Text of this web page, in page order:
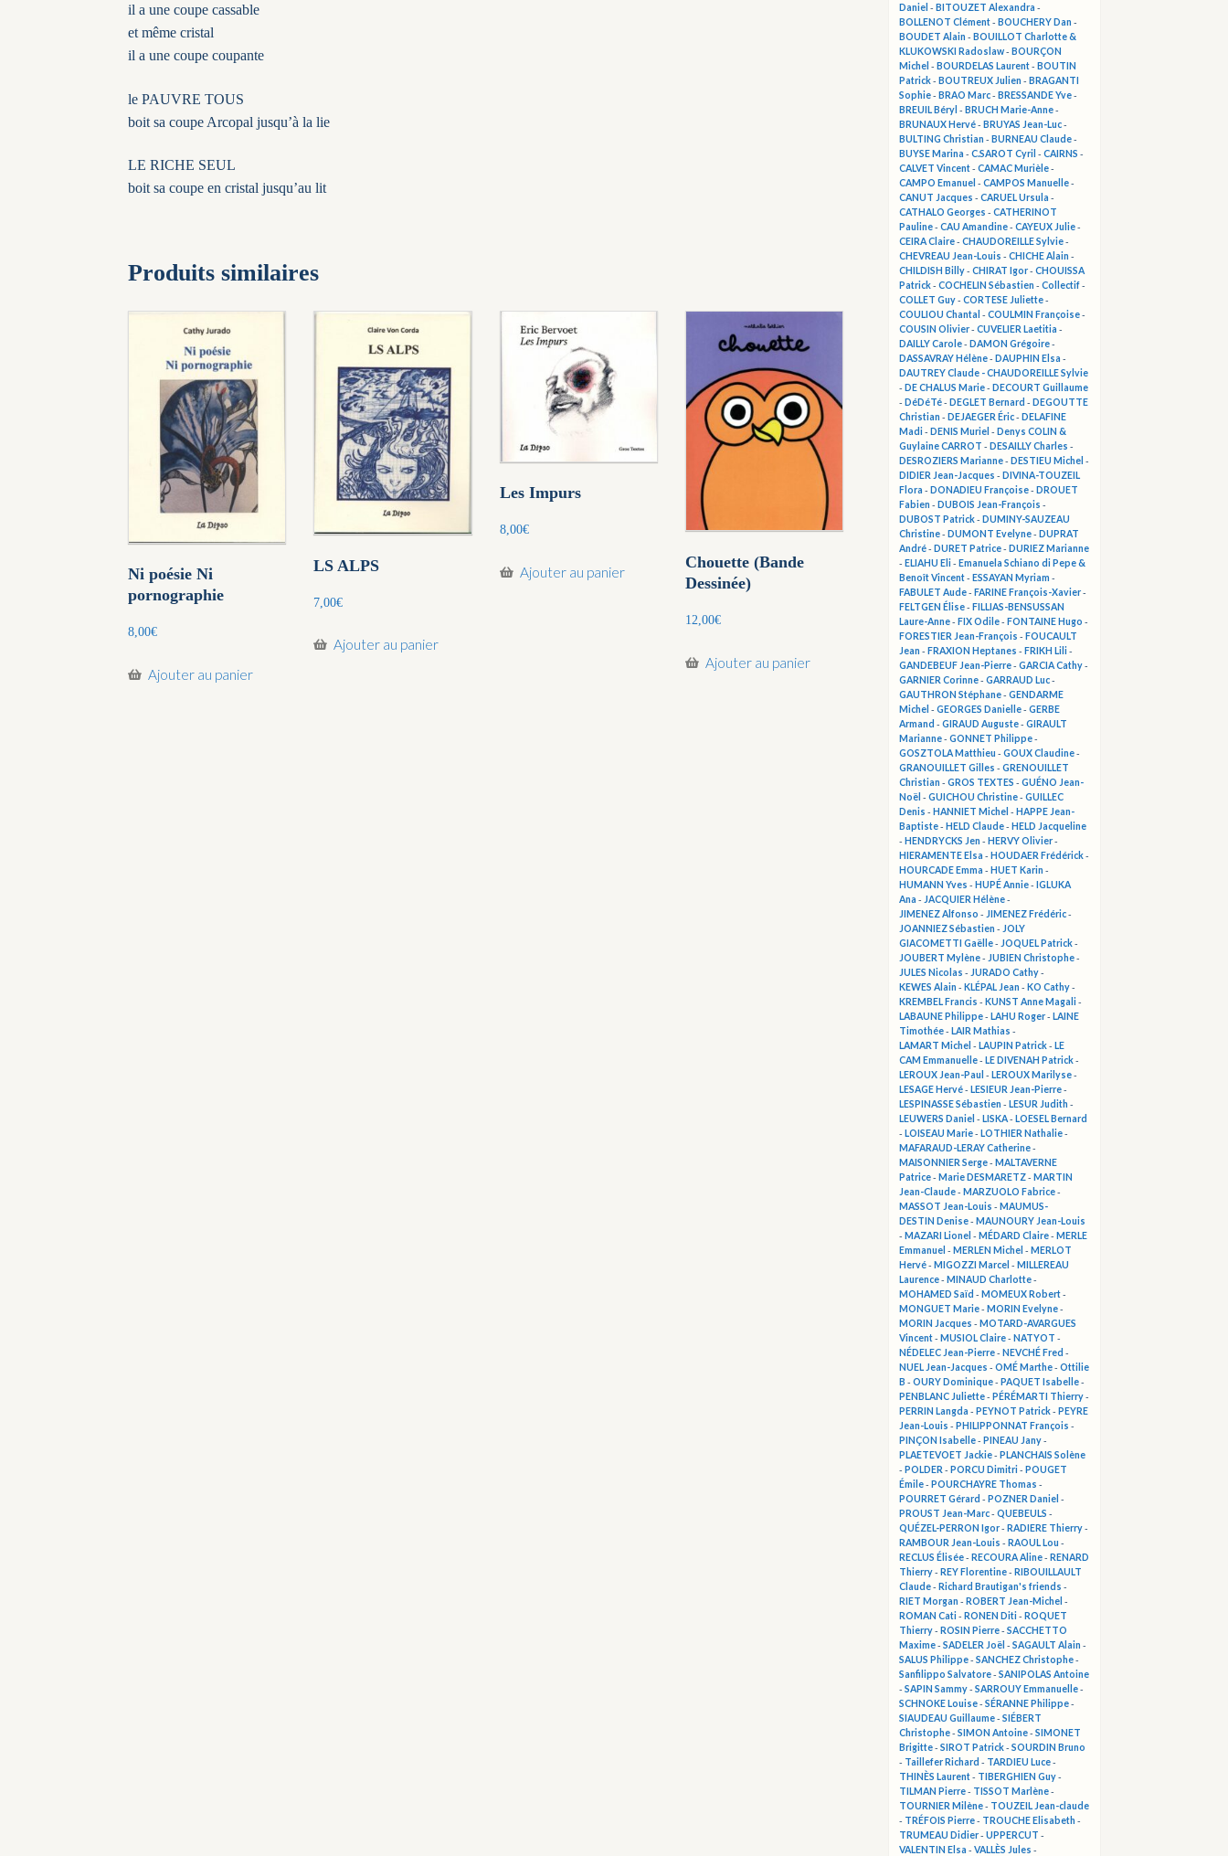
il a une coupe cassable
et même cristal
il a une coupe coupante
le PAUVRE TOUS
boit sa coupe Arcopal jusqu’à la lie
LE RICHE SEUL
boit sa coupe en cristal jusqu’au lit
Produits similaires
Ni poésie Ni
pornographie
8,00€
Ajouter au panier
LS ALPS
7,00€
Ajouter au panier
Les Impurs
8,00€
Ajouter au panier
Chouette (Bande
Dessinée)
12,00€
Ajouter au panier
Daniel -BITOUZET Alexandra -
BOLLENOT Clément-BOUCHERY Dan -
BOUDET Alain -BOUILLOT Charlotte &
KLUKOWSKI Radoslaw-BOURÇON
Michel -BOURDELAS Laurent-BOUTIN
Patrick-BOUTREUX Julien -BRAGANTI
Sophie-BRAO Marc-BRESSANDE Yve-
BREUIL Béryl -BRUCH Marie-Anne-
BRUNAUX Hervé-BRUYAS Jean-Luc-
BULTING Christian -BURNEAU Claude-
BUYSE Marina -C.SAROT Cyril -CAIRNS -
CALVET Vincent-CAMAC Murièle-
CAMPO Emanuel -CAMPOS Manuelle-
CANUT Jacques -CARUEL Ursula -
CATHALO Georges -CATHERINOT
Pauline-CAU Amandine-CAYEUX Julie-
CEIRA Claire-CHAUDOREILLE Sylvie-
CHEVREAU Jean-Louis -CHICHE Alain -
CHILDISH Billy-CHIRAT Igor-CHOUISSA
Patrick-COCHELIN Sébastien -Collectif-
COLLET Guy-CORTESE Juliette-
COULIOU Chantal -COULMIN Françoise-
COUSIN Olivier-CUVELIER Laetitia -
DAILLY Carole-DAMON Grégoire-
DASSAVRAY Hélène-DAUPHIN Elsa -
DAUTREY Claude - CHAUDOREILLE Sylvie
-DE CHALUS Marie-DECOURT Guillaume
-DéDéTé-DEGLET Bernard -DEGOUTTE
Christian -DEJAEGER Éric-DELAFINE
Madi-DENIS Muriel -Denys COLIN &
Guylaine CARROT -DESAILLY Charles -
DESROZIERS Marianne-DESTIEU Michel -
DIDIER Jean-Jacques -DIVINA-TOUZEIL
Flora -DONADIEU Françoise-DROUET
Fabien -DUBOIS Jean-François -
DUBOST Patrick-DUMINY-SAUZEAU
Christine-DUMONT Evelyne-DUPRAT
André-DURET Patrice-DURIEZ Marianne
-ELIAHU Eli-Emanuela Schiano di Pepe &
Benoît Vincent-ESSAYAN Myriam -
FABULET Aude-FARINE François-Xavier-
FELTGEN Élise-FILLIAS-BENSUSSAN
Laure-Anne-FIX Odile-FONTAINE Hugo -
FORESTIER Jean-François -FOUCAULT
Jean -FRAXION Heptanes -FRIKH Lili-
GANDEBEUF Jean-Pierre-GARCIA Cathy-
GARNIER Corinne-GARRAUD Luc-
GAUTHRON Stéphane-GENDARME
Michel -GEORGES Danielle-GERBE
Armand -GIRAUD Auguste-GIRAULT
Marianne-GONNET Philippe-
GOSZTOLA Matthieu -GOUX Claudine-
GRANOUILLET Gilles -GRENOUILLET
Christian -GROS TEXTES -GUÉNO Jean-
Noël -GUICHOU Christine-GUILLEC
Denis -HANNIET Michel -HAPPE Jean-
Baptiste-HELD Claude-HELD Jacqueline
-HENDRYCKS Jen -HERVY Olivier-
HIERAMENTE Elsa -HOUDAER Frédérick-
HOURCADE Emma -HUET Karin -
HUMANN Yves -HUPÉ Annie-IGLUKA
Ana - JACQUIER Hélène-
JIMENEZ Alfonso - JIMENEZ Frédéric-
JOANNIEZ Sébastien - JOLY
GIACOMETTI Gaëlle- JOQUEL Patrick-
JOUBERT Mylène- JUBIEN Christophe-
JULES Nicolas - JURADO Cathy-
KEWES Alain -KLÉPAL Jean -KO Cathy-
KREMBEL Francis -KUNST Anne Magali-
LABAUNE Philippe-LAHU Roger-LAINE
Timothée-LAIR Mathias -
LAMART Michel -LAUPIN Patrick-LE
CAM Emmanuelle-LE DIVENAH Patrick-
LEROUX Jean-Paul -LEROUX Marilyse-
LESAGE Hervé-LESIEUR Jean-Pierre-
LESPINASSE Sébastien -LESUR Judith -
LEUWERS Daniel -LISKA-LOESEL Bernard
-LOISEAU Marie-LOTHIER Nathalie-
MAFARAUD-LERAY Catherine-
MAISONNIER Serge-MALTAVERNE
Patrice-Marie DESMARETZ-MARTIN
Jean-Claude-MARZUOLO Fabrice-
MASSOT Jean-Louis -MAUMUS-
DESTIN Denise-MAUNOURY Jean-Louis
-MAZARI Lionel -MÉDARD Claire-MERLE
Emmanuel -MERLEN Michel -MERLOT
Hervé-MIGOZZI Marcel -MILLEREAU
Laurence-MINAUD Charlotte-
MOHAMED Saïd -MOMEUX Robert-
MONGUET Marie-MORIN Evelyne-
MORIN Jacques -MOTARD-AVARGUES
Vincent-MUSIOL Claire-NATYOT -
NÉDELEC Jean-Pierre-NEVCHÉ Fred -
NUEL Jean-Jacques -OMÉ Marthe-Ottilie
B -OURY Dominique-PAQUET Isabelle-
PENBLANC Juliette-PÉRÉMARTI Thierry-
PERRIN Langda -PEYNOT Patrick-PEYRE
Jean-Louis -PHILIPPONNAT François -
PINÇON Isabelle-PINEAU Jany-
PLAETEVOET Jackie-PLANCHAIS Solène
-POLDER -PORCU Dimitri-POUGET
Émile-POURCHAYRE Thomas -
POURRET Gérard -POZNER Daniel -
PROUST Jean-Marc-QUEBEULS -
QUÉZEL-PERRON Igor-RADIERE Thierry-
RAMBOUR Jean-Louis -RAOUL Lou -
RECLUS Élisée-RECOURA Aline-RENARD
Thierry-REY Florentine-RIBOUILLAULT
Claude-Richard Brautigan's friends -
RIET Morgan -ROBERT Jean-Michel -
ROMAN Cati-RONEN Diti-ROQUET
Thierry-ROSIN Pierre-SACCHETTO
Maxime-SADELER Joël -SAGAULT Alain -
SALUS Philippe-SANCHEZ Christophe-
Sanfilippo Salvatore-SANIPOLAS Antoine
-SAPIN Sammy-SARROUY Emmanuelle-
SCHNOKE Louise-SÉRANNE Philippe-
SIAUDEAU Guillaume-SIÉBERT
Christophe-SIMON Antoine-SIMONET
Brigitte-SIROT Patrick-SOURDIN Bruno
- Taillefer Richard - TARDIEU Luce-
THINÈS Laurent- TIBERGHIEN Guy-
TILMAN Pierre- TISSOT Marlène-
TOURNIER Milène- TOUZEIL Jean-claude
- TRÉFOIS Pierre- TROUCHE Elisabeth -
TRUMEAU Didier-UPPERCUT -
VALENTIN Elsa -VALLÈS Jules -